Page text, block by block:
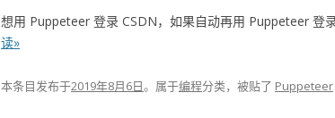
想用 Puppeteer 登录 CSDN，如果自动再用 Puppeteer 登
读»
本条目发布于2019年8月6日。属于编程分类，被贴了 Puppeteer